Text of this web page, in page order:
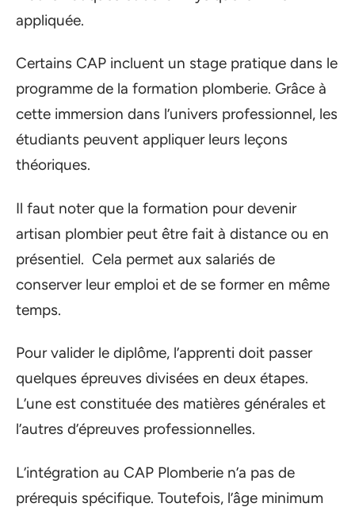
appliquée.
Certains CAP incluent un stage pratique dans le
programme de la formation plomberie. Grâce à
cette immersion dans l’univers professionnel, les
étudiants peuvent appliquer leurs leçons
théoriques.
Il faut noter que la formation pour devenir
artisan plombier peut être fait à distance ou en
présentiel. Cela permet aux salariés de
conserver leur emploi et de se former en même
temps.
Pour valider le diplôme, l’apprenti doit passer
quelques épreuves divisées en deux étapes.
L’une est constituée des matières générales et
l’autres d’épreuves professionnelles.
L’intégration au CAP Plomberie n’a pas de
prérequis spécifique. Toutefois, l’âge minimum